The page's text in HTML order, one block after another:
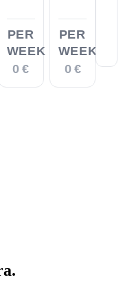
PER
WEEK
0 €
PER
WEEK
0 €